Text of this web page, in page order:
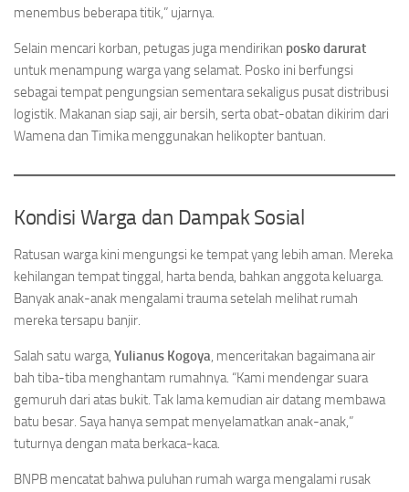
menembus beberapa titik,” ujarnya.
Selain mencari korban, petugas juga mendirikan posko darurat
untuk menampung warga yang selamat. Posko ini berfungsi
sebagai tempat pengungsian sementara sekaligus pusat distribusi
logistik. Makanan siap saji, air bersih, serta obat-obatan dikirim dari
Wamena dan Timika menggunakan helikopter bantuan.
Kondisi Warga dan Dampak Sosial
Ratusan warga kini mengungsi ke tempat yang lebih aman. Mereka
kehilangan tempat tinggal, harta benda, bahkan anggota keluarga.
Banyak anak-anak mengalami trauma setelah melihat rumah
mereka tersapu banjir.
Salah satu warga, Yulianus Kogoya, menceritakan bagaimana air
bah tiba-tiba menghantam rumahnya. “Kami mendengar suara
gemuruh dari atas bukit. Tak lama kemudian air datang membawa
batu besar. Saya hanya sempat menyelamatkan anak-anak,”
tuturnya dengan mata berkaca-kaca.
BNPB mencatat bahwa puluhan rumah warga mengalami rusak